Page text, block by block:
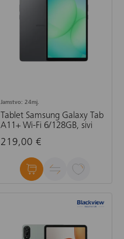
Jamstvo: 24mj.
Tablet Samsung Galaxy Tab
A11+ Wi-Fi 6/128GB, sivi
219,00 €